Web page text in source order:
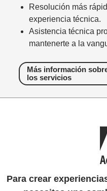
Resolución más
experiencia técnica.
Asistencia técnica
mantenerte a la
Más información
los servicios
Para crear